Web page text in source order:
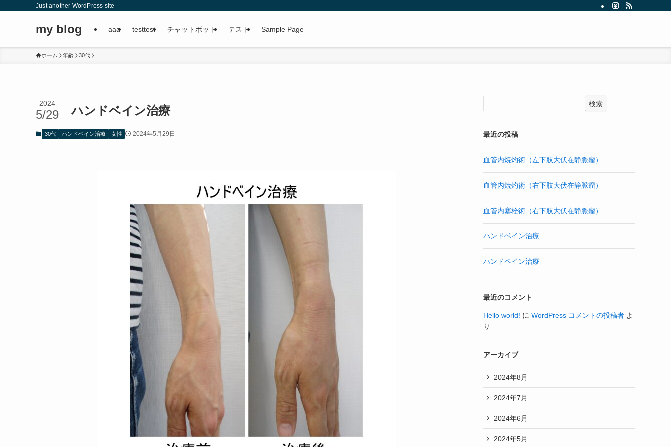
Just another WordPress site
my blog aaa testtest チャットボット テスト Sample Page
ホーム 年齢 30代
ハンドベイン治療
2024
5/29
30代 ハンドベイン治療 女性 2024年5月29日
検索
最近の投稿
血管内焼灼術（左下肢大伏在静脈瘤）
血管内焼灼術（右下肢大伏在静脈瘤）
血管内塞栓術（右下肢大伏在静脈瘤）
ハンドベイン治療
ハンドベイン治療
最近のコメント
Hello world! に WordPress コメントの投稿者 よ
り
アーカイブ
2024年8月
2024年7月
2024年6月
2024年5月